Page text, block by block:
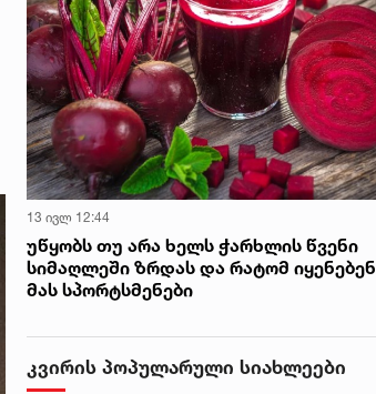
13 ივლ 12:44
უწყობს თუ არა ხელს ჭარხლის წვენი
სიმაღლეში ზრდას და რატომ იყენებენ
მას სპორტსმენები